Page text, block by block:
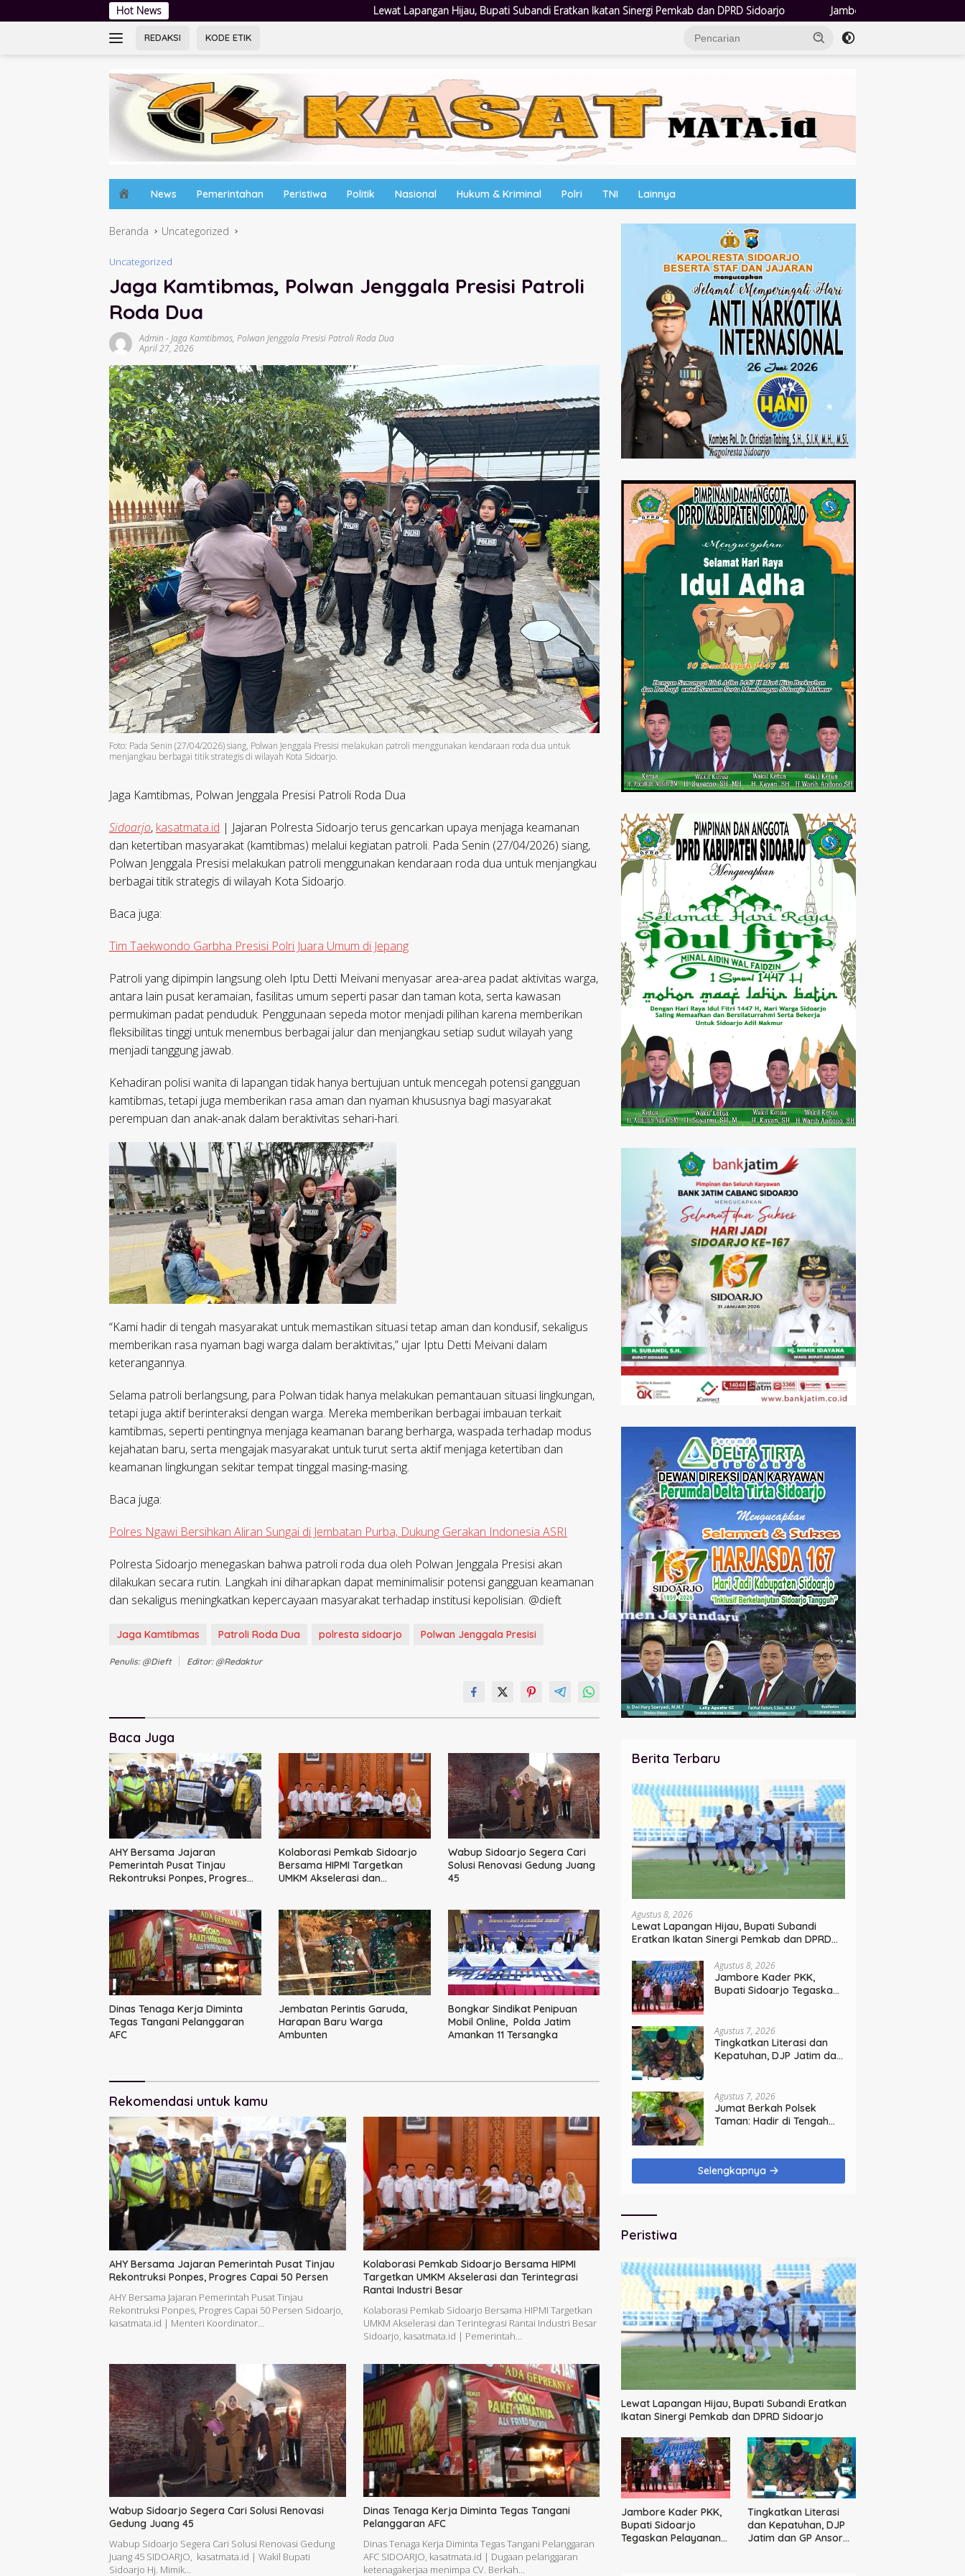
ke
Hot News Lewat Lapangan Hijau, Bupati Subandi Eratkan Ikatan Sinergi Pemkab dan DPRD Sidoarjo Jambore Kader PKK, Bupati Sidoarjo Tegaskan Pelayanan
REDAKSI KODE ETIK
o
e
News Pemerintahan Peristiwa Politik Nasional Hukum & Kriminal Polri TNI Lainnya
Beranda Uncategorized
Uncategorized
Jaga Kamtibmas, Polwan Jenggala Presisi Patroli
Roda Dua
Admin -Jaga Kamtibmas, Polwan Jenggala Presisi Patroli Roda Dua
April 27, 2026
Foto: Pada Senin (27/04/2026) siang, Polwan Jenggala Presisi melakukan patroli menggunakan kendaraan roda dua untuk
menjangkau berbagai titik strategis di wilayah Kota Sidoarjo.
Jaga Kamtibmas, Polwan Jenggala Presisi Patroli Roda Dua
Sidoarjo, kasatmata.id | Jajaran Polresta Sidoarjo terus gencarkan upaya menjaga keamanan
dan ketertiban masyarakat (kamtibmas) melalui kegiatan patroli. Pada Senin (27/04/2026) siang,
Polwan Jenggala Presisi melakukan patroli menggunakan kendaraan roda dua untuk menjangkau
berbagai titik strategis di wilayah Kota Sidoarjo.
Baca juga:
Tim Taekwondo Garbha Presisi Polri Juara Umum di Jepang
Patroli yang dipimpin langsung oleh Iptu Detti Meivani menyasar area-area padat aktivitas warga,
antara lain pusat keramaian, fasilitas umum seperti pasar dan taman kota, serta kawasan
permukiman padat penduduk. Penggunaan sepeda motor menjadi pilihan karena memberikan
fleksibilitas tinggi untuk menembus berbagai jalur dan menjangkau setiap sudut wilayah yang
menjadi tanggung jawab.
Kehadiran polisi wanita di lapangan tidak hanya bertujuan untuk mencegah potensi gangguan
kamtibmas, tetapi juga memberikan rasa aman dan nyaman khususnya bagi masyarakat
perempuan dan anak-anak dalam beraktivitas sehari-hari.
“Kami hadir di tengah masyarakat untuk memastikan situasi tetap aman dan kondusif, sekaligus
memberikan rasa nyaman bagi warga dalam beraktivitas,” ujar Iptu Detti Meivani dalam
keterangannya.
Selama patroli berlangsung, para Polwan tidak hanya melakukan pemantauan situasi lingkungan,
tetapi juga aktif berinteraksi dengan warga. Mereka memberikan berbagai imbauan terkait
kamtibmas, seperti pentingnya menjaga keamanan barang berharga, waspada terhadap modus
kejahatan baru, serta mengajak masyarakat untuk turut serta aktif menjaga ketertiban dan
keamanan lingkungan sekitar tempat tinggal masing-masing.
Baca juga:
Polres Ngawi Bersihkan Aliran Sungai di Jembatan Purba, Dukung Gerakan Indonesia ASRI
Polresta Sidoarjo menegaskan bahwa patroli roda dua oleh Polwan Jenggala Presisi akan
dilakukan secara rutin. Langkah ini diharapkan dapat meminimalisir potensi gangguan keamanan
dan sekaligus meningkatkan kepercayaan masyarakat terhadap institusi kepolisian. @dieft
Jaga Kamtibmas Patroli Roda Dua polresta sidoarjo Polwan Jenggala Presisi
Penulis: @dieft Editor: @redaktur
Baca Juga
AHY Bersama Jajaran
Pemerintah Pusat Tinjau
Rekontruksi Ponpes, Progres
Kolaborasi Pemkab Sidoarjo
Bersama HIPMI Targetkan
UMKM Akselerasi dan
Wabup Sidoarjo Segera Cari
Solusi Renovasi Gedung Juang
45
Dinas Tenaga Kerja Diminta
Tegas Tangani Pelanggaran
AFC
Jembatan Perintis Garuda,
Harapan Baru Warga
Ambunten
Bongkar Sindikat Penipuan
Mobil Online, Polda Jatim
Amankan 11 Tersangka
Rekomendasi untuk kamu
AHY Bersama Jajaran Pemerintah Pusat Tinjau
Rekontruksi Ponpes, Progres Capai 50 Persen
AHY Bersama Jajaran Pemerintah Pusat Tinjau
Rekontruksi Ponpes, Progres Capai 50 Persen Sidoarjo,
kasatmata.id | Menteri Koordinator…
Kolaborasi Pemkab Sidoarjo Bersama HIPMI
Targetkan UMKM Akselerasi dan Terintegrasi
Rantai Industri Besar
Kolaborasi Pemkab Sidoarjo Bersama HIPMI Targetkan
UMKM Akselerasi dan Terintegrasi Rantai Industri Besar
Sidoarjo, kasatmata.id | Pemerintah…
Wabup Sidoarjo Segera Cari Solusi Renovasi
Gedung Juang 45
Wabup Sidoarjo Segera Cari Solusi Renovasi Gedung
Juang 45 SIDOARJO, kasatmata.id | Wakil Bupati
Sidoarjo Hj. Mimik…
Dinas Tenaga Kerja Diminta Tegas Tangani
Pelanggaran AFC
Dinas Tenaga Kerja Diminta Tegas Tangani Pelanggaran
AFC SIDOARJO, kasatmata.id | Dugaan pelanggaran
ketenagakerjaa menimpa CV. Berkah…
Berita Terbaru
Agustus 8, 2026
Lewat Lapangan Hijau, Bupati Subandi
Eratkan Ikatan Sinergi Pemkab dan DPRD
Agustus 8, 2026
Jambore Kader PKK,
Bupati Sidoarjo Tegaskan
Agustus 7, 2026
Tingkatkan Literasi dan
Kepatuhan, DJP Jatim dan
Perpajakan
Agustus 7, 2026
Jumat Berkah Polsek
Taman: Hadir di Tengah
Kamtibmas
Selengkapnya
Peristiwa
Lewat Lapangan Hijau, Bupati Subandi Eratkan
Ikatan Sinergi Pemkab dan DPRD Sidoarjo
Jambore Kader PKK,
Bupati Sidoarjo
Tegaskan Pelayanan
Tingkatkan Literasi
dan Kepatuhan, DJP
Jatim dan GP Ansor